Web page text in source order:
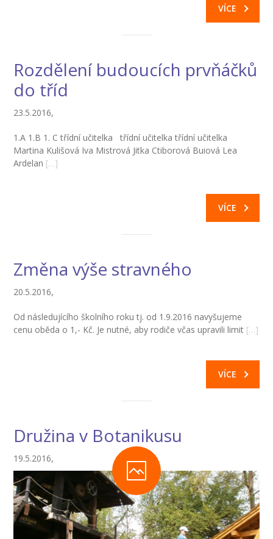
VÍCE
Rozdělení budoucích prvňáčků
do tříd
23.5.2016,
1.A 1.B 1. C třídní učitelka třídní učitelka třídní učitelka
Martina Kulišová Iva Mistrová Jitka Ctiborová Buiová Lea
Ardelan […]
VÍCE
Změna výše stravného
20.5.2016,
Od následujícího školního roku tj. od 1.9.2016 navyšujeme
cenu oběda o 1,- Kč. Je nutné, aby rodiče včas upravili limit […]
VÍCE
Družina v Botanikusu
19.5.2016,